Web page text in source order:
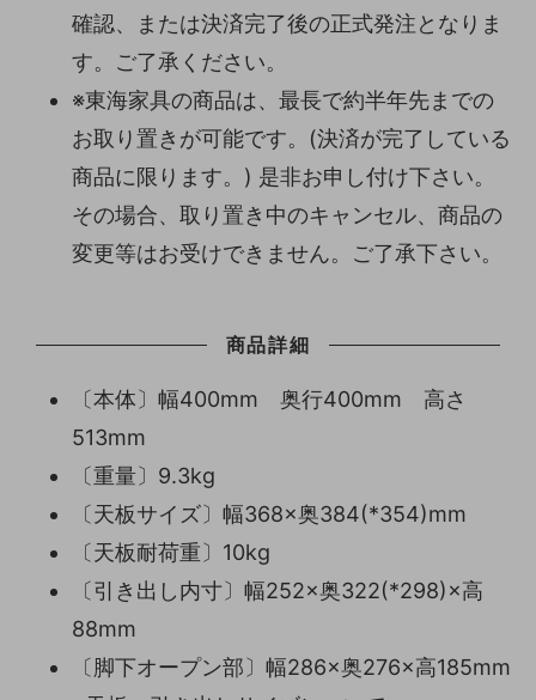
確認、または決済完了後の正式発注となりま
す。ご了承ください。
※東海家具の商品は、最長で約半年先までの
お取り置きが可能です。(決済が完了している
商品に限ります。) 是非お申し付け下さい。
その場合、取り置き中のキャンセル、商品の
変更等はお受けできません。ご了承下さい。
商品詳細
〔本体〕幅400mm 奥行400mm 高さ
513mm
〔重量〕9.3kg
〔天板サイズ〕幅368×奥384(*354)mm
〔天板耐荷重〕10kg
〔引き出し内寸〕幅252×奥322(*298)×高
88mm
〔脚下オープン部〕幅286×奥276×高185mm